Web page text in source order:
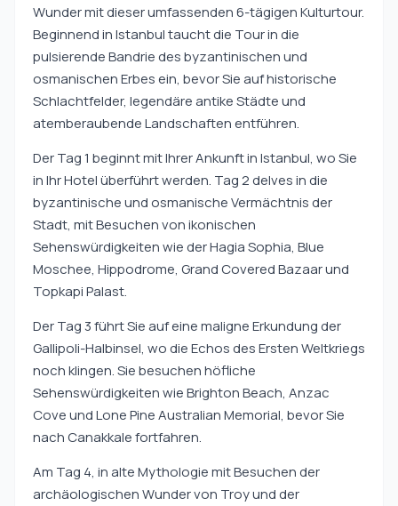
Wunder mit dieser umfassenden 6-tägigen Kulturtour.
Beginnend in Istanbul taucht die Tour in die
pulsierende Bandrie des byzantinischen und
osmanischen Erbes ein, bevor Sie auf historische
Schlachtfelder, legendäre antike Städte und
atemberaubende Landschaften entführen.
Der Tag 1 beginnt mit Ihrer Ankunft in Istanbul, wo Sie
in Ihr Hotel überführt werden. Tag 2 delves in die
byzantinische und osmanische Vermächtnis der
Stadt, mit Besuchen von ikonischen
Sehenswürdigkeiten wie der Hagia Sophia, Blue
Moschee, Hippodrome, Grand Covered Bazaar und
Topkapi Palast.
Der Tag 3 führt Sie auf eine maligne Erkundung der
Gallipoli-Halbinsel, wo die Echos des Ersten Weltkriegs
noch klingen. Sie besuchen höfliche
Sehenswürdigkeiten wie Brighton Beach, Anzac
Cove und Lone Pine Australian Memorial, bevor Sie
nach Canakkale fortfahren.
Am Tag 4, in alte Mythologie mit Besuchen der
archäologischen Wunder von Troy und der